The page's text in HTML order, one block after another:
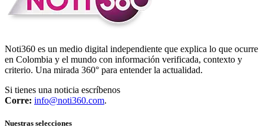
Noti360 es un medio digital independiente que explica lo que ocurre
en Colombia y el mundo con información verificada, contexto y
criterio. Una mirada 360° para entender la actualidad.
Si tienes una noticia escríbenos
Corre: info@noti360.com.
Nuestras selecciones